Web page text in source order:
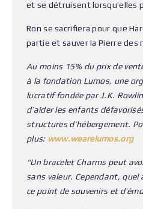
et se détruisent lorsqu’elles
Ron se sacrifiera pour que
partie et sauver la Pierre des
Au moins 15% du prix de
à la fondation Lumos, une
lucratif fondée par J.K.
d’aider les enfants
structures d’hébergement.
plus: www.wearelumos.org
“Un bracelet Charms peut
sans valeur. Cependant,
ce point de souvenirs et